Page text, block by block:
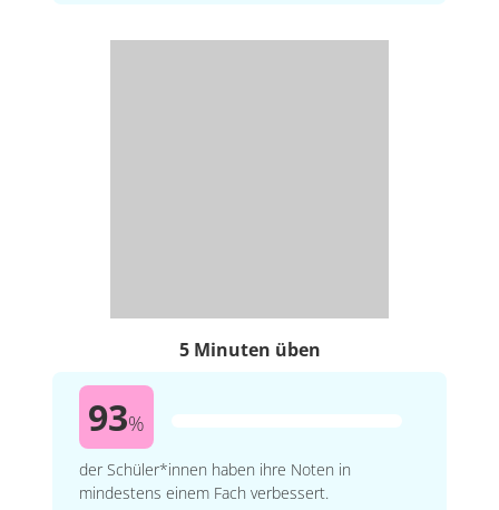
5 Minuten üben
93%
der Schüler*innen haben ihre Noten in
mindestens einem Fach verbessert.